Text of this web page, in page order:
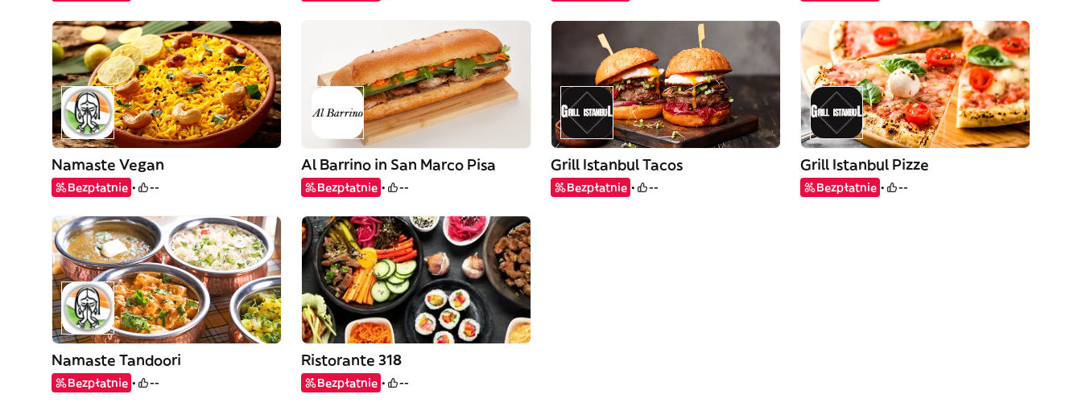
Namaste Vegan
Bezpłatnie --
Al Barrino in San Marco Pisa
Bezpłatnie --
Grill Istanbul Tacos
Bezpłatnie --
Grill Istanbul Pizze
Bezpłatnie --
Namaste Tandoori
Bezpłatnie --
Ristorante 318
Bezpłatnie --